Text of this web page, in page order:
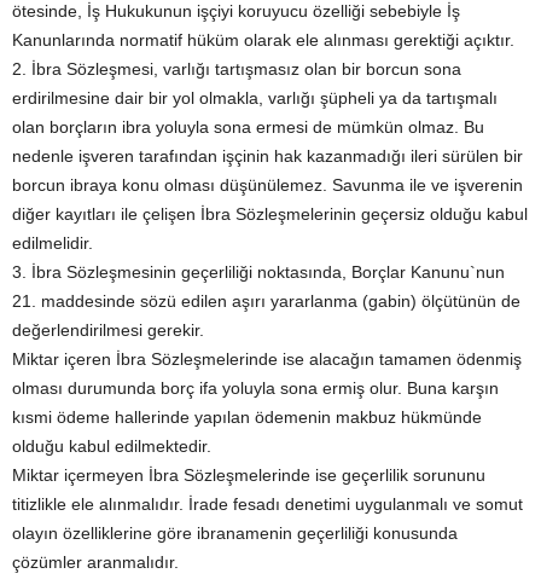
ötesinde, İş Hukukunun işçiyi koruyucu özelliği sebebiyle İş
Kanunlarında normatif hüküm olarak ele alınması gerektiği açıktır.
2. İbra Sözleşmesi, varlığı tartışmasız olan bir borcun sona
erdirilmesine dair bir yol olmakla, varlığı şüpheli ya da tartışmalı
olan borçların ibra yoluyla sona ermesi de mümkün olmaz. Bu
nedenle işveren tarafından işçinin hak kazanmadığı ileri sürülen bir
borcun ibraya konu olması düşünülemez. Savunma ile ve işverenin
diğer kayıtları ile çelişen İbra Sözleşmelerinin geçersiz olduğu kabul
edilmelidir.
3. İbra Sözleşmesinin geçerliliği noktasında, Borçlar Kanunu`nun
21. maddesinde sözü edilen aşırı yararlanma (gabin) ölçütünün de
değerlendirilmesi gerekir.
Miktar içeren İbra Sözleşmelerinde ise alacağın tamamen ödenmiş
olması durumunda borç ifa yoluyla sona ermiş olur. Buna karşın
kısmi ödeme hallerinde yapılan ödemenin makbuz hükmünde
olduğu kabul edilmektedir.
Miktar içermeyen İbra Sözleşmelerinde ise geçerlilik sorununu
titizlikle ele alınmalıdır. İrade fesadı denetimi uygulanmalı ve somut
olayın özelliklerine göre ibranamenin geçerliliği konusunda
çözümler aranmalıdır.